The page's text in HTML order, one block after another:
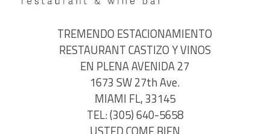
TREMENDO ESTACIONAMIENTO
RESTAURANT CASTIZO Y VINOS
EN PLENA AVENIDA 27
1673 SW 27th Ave.
MIAMI FL, 33145
TEL: (305) 640-5658